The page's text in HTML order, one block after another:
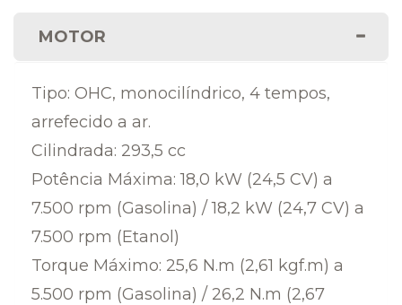
MOTOR
Tipo: OHC, monocilíndrico, 4 tempos,
arrefecido a ar.
Cilindrada: 293,5 cc
Potência Máxima: 18,0 kW (24,5 CV) a
7.500 rpm (Gasolina) / 18,2 kW (24,7 CV) a
7.500 rpm (Etanol)
Torque Máximo: 25,6 N.m (2,61 kgf.m) a
5.500 rpm (Gasolina) / 26,2 N.m (2,67